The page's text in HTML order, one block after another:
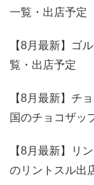
一覧・出店予定
【8月最新】ゴ
覧・出店予定
【8月最新】チ
国のチョコザッ
【8月最新】リ
のリントスル出